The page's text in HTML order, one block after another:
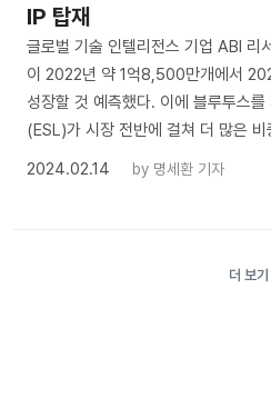
IP 탑재
글로벌 기술 인텔리전스 기업 ABI 리
이 2022년 약 1억8,500만개에서
성장할 것 예측했다. 이에 블루투스를
(ESL)가 시장 전반에 걸쳐 더 많은
2024.02.14
by 명세환 기자
더 보기